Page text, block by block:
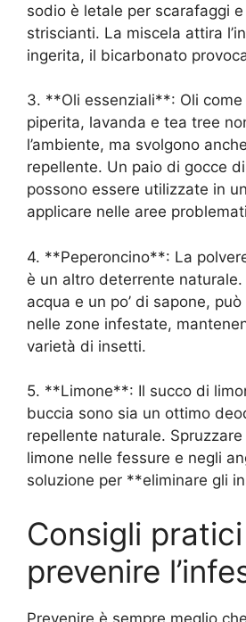
sodio è letale per scarafaggi
striscianti. La miscela attira
ingerita, il bicarbonato
3. **Oli essenziali**: Oli
piperita, lavanda e tea tree
l’ambiente, ma svolgono
repellente. Un paio di gocce
possono essere utilizzate in
applicare nelle aree
4. **Peperoncino**: La
è un altro deterrente
acqua e un po’ di sapone,
nelle zone infestate,
varietà di insetti.
5. **Limone**: Il succo di
buccia sono sia un ottimo
repellente naturale.
limone nelle fessure e negli
soluzione per **eliminare gli
Consigli
prevenire
Prevenire è sempre meglio